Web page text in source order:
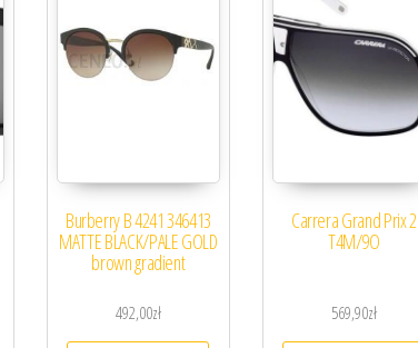
Burberry B 4241 346413
MATTE BLACK/PALE GOLD
brown gradient
492,00zł
Carrera Grand Prix 2
T4M/9O
569,90zł